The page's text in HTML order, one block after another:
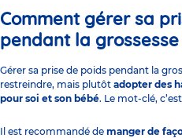
Comment gérer sa
pendant la grossesse
Gérer sa prise de poids pendant la
restreindre, mais plutôt adopter des
pour soi et son bébé. Le mot-clé,
Il est recommandé de manger de